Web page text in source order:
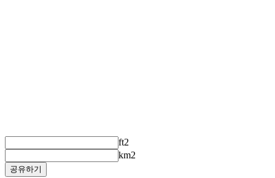
ft2
km2
공유하기